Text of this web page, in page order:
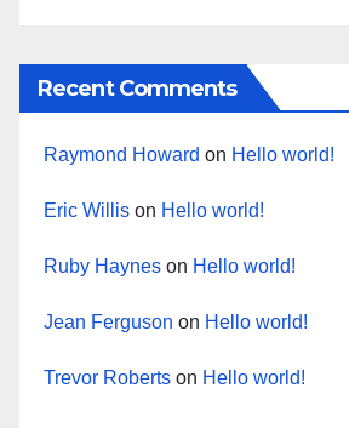
Recent Comments
Raymond Howard on Hello world!
Eric Willis on Hello world!
Ruby Haynes on Hello world!
Jean Ferguson on Hello world!
Trevor Roberts on Hello world!